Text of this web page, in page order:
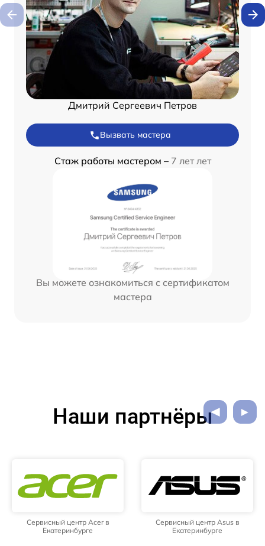
Дмитрий Сергеевич Петров
Вызвать мастера
Стаж работы мастером – 7 лет лет
Вы можете ознакомиться с сертификатом
мастера
Наши партнёры
Сервисный центр Acer в
Екатеринбурге
Сервисный центр Asus в
Екатеринбурге